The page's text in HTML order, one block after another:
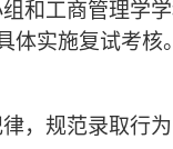
和工商管理学
实施复试考核
，规范录取行